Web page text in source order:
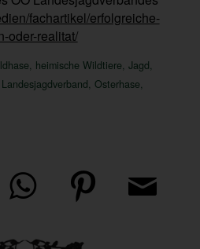
fachartikel/erfolgreiche-
oder-realitat/
, heimische Wildtiere, Jagd,
, Osterhase,